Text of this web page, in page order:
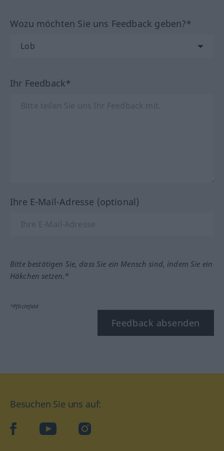
Wozu möchten Sie uns Feedback geben?*
Ihr Feedback*
Ihre E-Mail-Adresse (optional)
Bitte bestätigen Sie, dass Sie ein Mensch sind, indem Sie ein
Häkchen setzen.*
*Pflichtfeld
Feedback absenden
Besuchen Sie uns auf:
facebookYouTube Instagram